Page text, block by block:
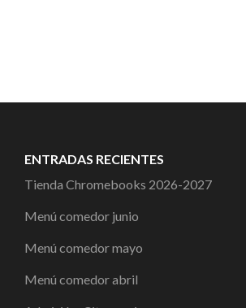
ENTRADAS RECIENTES
Tienda Chromebooks 2026-2027
Menú comedor junio
Menú comedor mayo
Menú comedor abril